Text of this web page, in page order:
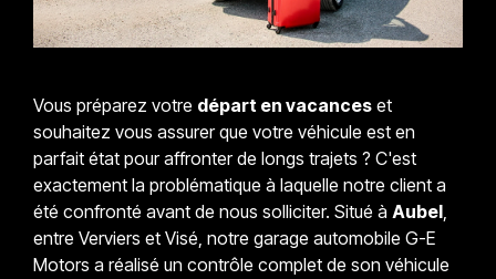
Vous préparez votre départ en vacanceset
souhaitez vous assurer que votre véhicule est en
parfait état pour affronter de longs trajets ? C'est
exactement la problématique à laquelle notre client a
été confronté avant de nous solliciter. Situé à Aubel,
entre Verviers et Visé, notre garage automobile G-E
Motors a réalisé un contrôle complet de son véhicule